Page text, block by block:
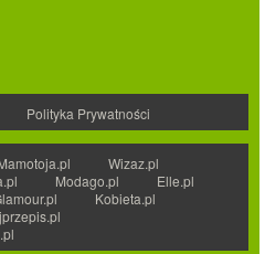
Polityka Prywatności
Wizaz.pl
Modago.pl
Elle.pl
Kobieta.pl